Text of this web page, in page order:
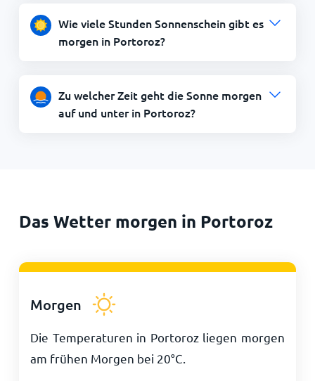
Wie viele Stunden Sonnenschein gibt es
morgen in Portoroz?
Zu welcher Zeit geht die Sonne morgen
auf und unter in Portoroz?
Das Wetter morgen in Portoroz
Morgen
Die Temperaturen in Portoroz liegen morgen
am frühen Morgen bei 20°C